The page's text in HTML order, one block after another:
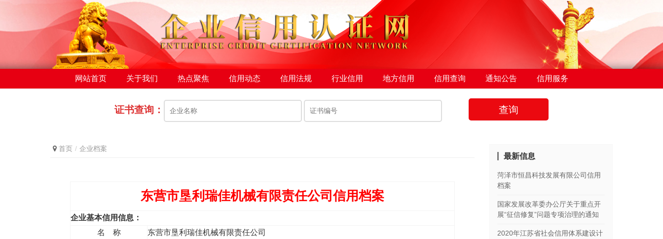
网站首页 关于我们 热点聚焦 信用动态 信用法规 行业信用 地方信用 信用查询 通知公告 信用服务
证书查询： 查询
首页 企业档案
东营市垦利瑞佳机械有限责任公司信用档案
企业基本信用信息：
名 称
东营市垦利瑞佳机械有限责任公司
最新信息
菏泽市恒昌科技发展有限公司信用
档案
国家发展改革委办公厅关于重点开
展“征信修复”问题专项治理的通知
2020年江苏省社会信用体系建设计